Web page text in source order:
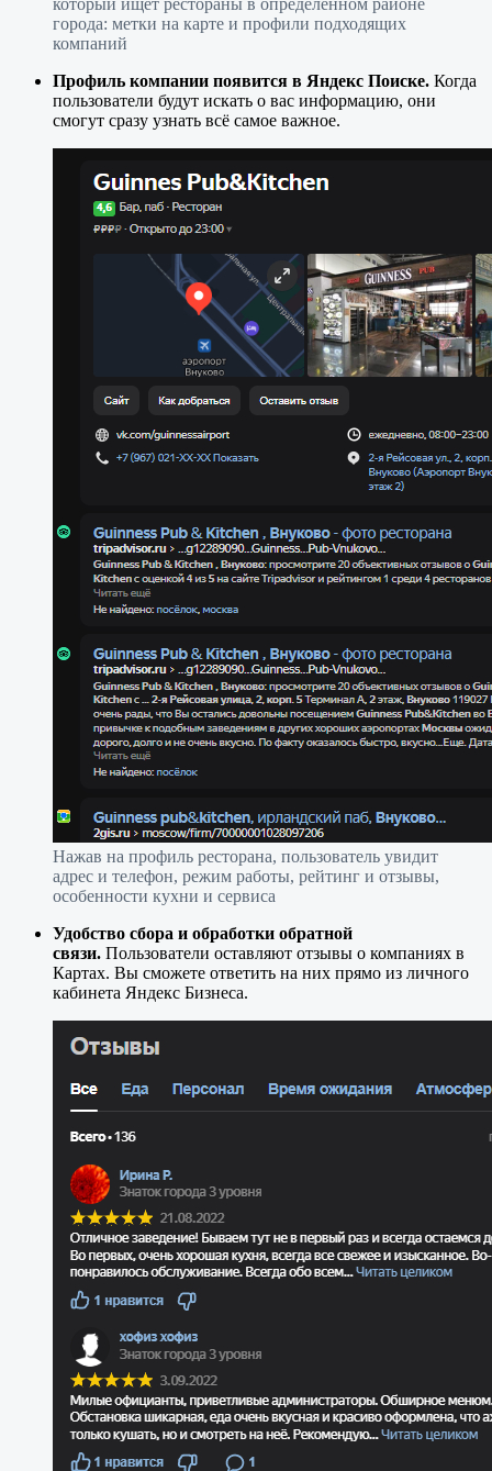
который ищет рестораны в определённом районе
города: метки на карте и профили подходящих
компаний
Профиль компании появится в Яндекс Поиске. Когда
пользователи будут искать о вас информацию, они
смогут сразу узнать всё самое важное.
Нажав на профиль ресторана, пользователь увидит
адрес и телефон, режим работы, рейтинг и отзывы,
особенности кухни и сервиса
Удобство сбора и обработки обратной
связи. Пользователи оставляют отзывы о компаниях в
Картах. Вы сможете ответить на них прямо из личного
кабинета Яндекс Бизнеса.